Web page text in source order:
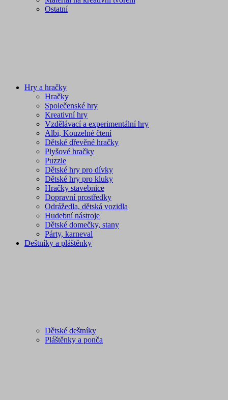
Ostatní
Hry a hračky
Hračky
Společenské hry
Kreativní hry
Vzdělávací a experimentální hry
Albi, Kouzelné čtení
Dětské dřevěné hračky
Plyšové hračky
Puzzle
Dětské hry pro dívky
Dětské hry pro kluky
Hračky stavebnice
Dopravní prostředky
Odrážedla, dětská vozidla
Hudební nástroje
Dětské domečky, stany
Párty, karneval
Deštníky a pláštěnky
Dětské deštníky
Pláštěnky a ponča